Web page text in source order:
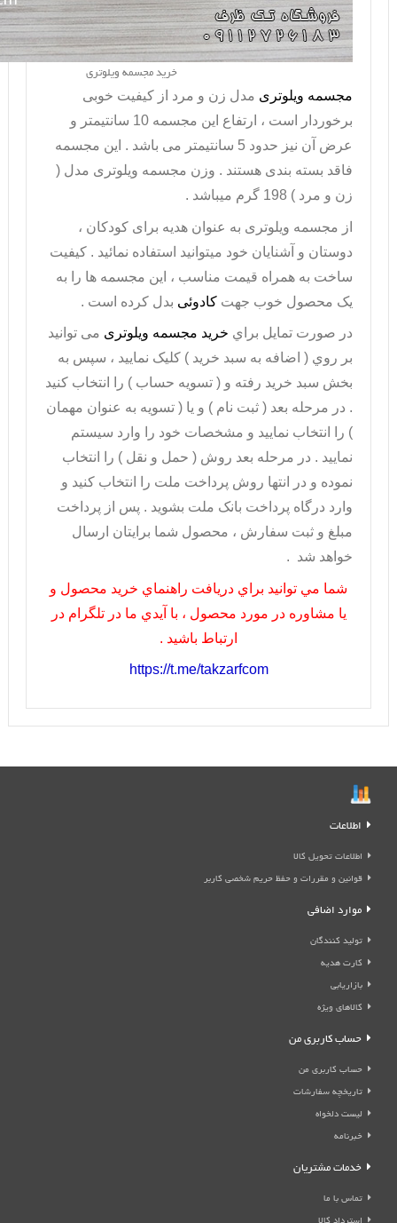
خرید مجسمه ویلوتری
مجسمه ویلوتری مدل زن و مرد از کیفیت خوبی
برخوردار است ، ارتفاع این مجسمه
10 سانتیمتر و
عرض آن نیز حدود 5 سانتیمتر می باشد . این مجسمه
فاقد بسته بندی هستند . وزن مجسمه ویلوتری مدل (
زن و مرد ) 198 گرم میباشد .
از مجسمه ویلوتری به عنوان هدیه برای کودکان ،
دوستان و آشنایان خود میتوانید استفاده نمائید . کیفیت
ساخت به همراه قیمت مناسب ، این مجسمه ها را به
یک محصول خوب جهت کادوئی بدل کرده است .
در صورت تمايل براي خريد مجسمه ویلوتری می توانيد
بر روي ( اضافه به سبد خريد ) کليک نماييد ، سپس به
بخش سبد خريد رفته و ( تسويه حساب ) را انتخاب کنيد
. در مرحله بعد ( ثبت نام ) و يا ( تسويه به عنوان مهمان
) را انتخاب نماييد و مشخصات خود را وارد سيستم
نماييد . در مرحله بعد روش ( حمل و نقل ) را انتخاب
نموده و در انتها روش پرداخت ملت را انتخاب کنيد و
وارد درگاه پرداخت بانک ملت بشويد . پس از پرداخت
مبلغ و ثبت سفارش ، محصول شما برايتان ارسال
خواهد شد .
شما مي توانيد براي دريافت راهنماي خريد محصول و
يا مشاوره در مورد محصول ، با آيدي ما در تلگرام در
ارتباط باشيد .
https://t.me/takzarfcom
اطلاعات
اطلاعات تحویل کالا
قوانین و مقررات و حفظ حریم شخصی کاربر
موارد اضافی
تولید کنندگان
کارت هدیه
بازاریابی
کالاهای ویژه
حساب کاربری من
حساب کاربری من
تاریخچه سفارشات
لیست دلخواه
خبرنامه
خدمات مشتریان
تماس با ما